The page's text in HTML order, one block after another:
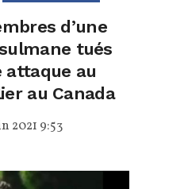
d’une
tués
attaque au
au Canada
2021 9:53